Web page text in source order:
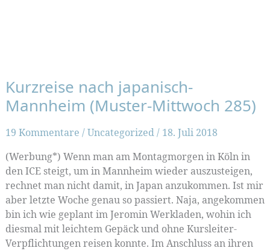
Kurzreise nach japanisch-
Mannheim (Muster-Mittwoch 285)
19 Kommentare /Uncategorized/ 18. Juli 2018
(Werbung*) Wenn man am Montagmorgen in Köln in
den ICE steigt, um in Mannheim wieder auszusteigen,
rechnet man nicht damit, in Japan anzukommen. Ist mir
aber letzte Woche genau so passiert. Naja, angekommen
bin ich wie geplant im Jeromin Werkladen, wohin ich
diesmal mit leichtem Gepäck und ohne Kursleiter-
Verpflichtungen reisen konnte. Im Anschluss an ihren